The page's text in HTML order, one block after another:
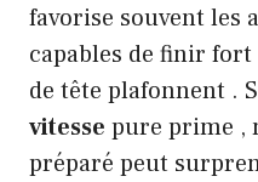
favorise souvent les
capables de finir
de tête plafonnent .
vitesse pure prime ,
préparé peut